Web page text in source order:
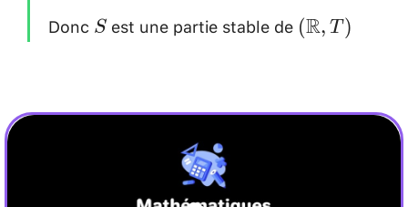
(x-3)> 0 \quad
(\text{car}
[0.2cm]
Donc S
S est une partie stable de (R, T)